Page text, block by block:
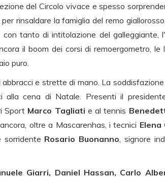
del Circolo vivace e spesso
rinsaldare la famiglia del remo
con tanto di intitolazione del galleggiante,
il boom dei corsi di remoergometro, le
puro.
e strette di mano. La
alla cena di Natale. Presenti il
Sport Marco Tagliati e al tennis
oltre a Mascarenhas, i tecnici Elena
Rosario Buonanno, signore
Giarri, Daniel Hassan, Carlo